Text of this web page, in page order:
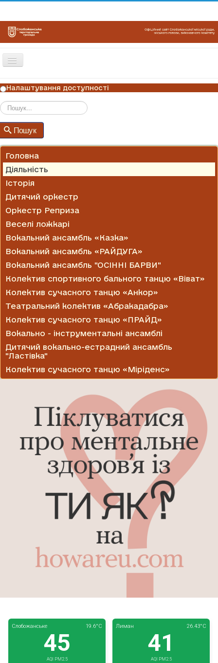
Перемикач
ГОЛОВНА
НОВИНИ
ОГОЛОШЕННЯ
ГРАФІКИ ПРИЙОМУ
Налаштування доступності
Пошук
Головна
Діяльність
Історія
Дитячий оркестр
Оркестр Реприза
Веселі ложкарі
Вокальний ансамбль «Казка»
Вокальний ансамбль «РАЙДУГА»
Вокальний ансамбль "ОСІННІ БАРВИ"
Колектив спортивного бального танцю «Віват»
Колектив сучасного танцю «Анкор»
Театральний колектив «Абракадабра»
Колектив сучасного танцю «ПРАЙД»
Вокально - інструментальні ансамблі
Дитячий вокально-естрадний ансамбль
"Ластівка"
Колектив сучасного танцю «Міріденс»